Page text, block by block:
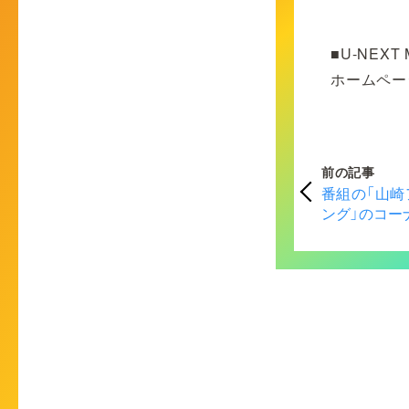
■U-NEXT
ホームペ
前の記事
番組の「山
ング」のコ